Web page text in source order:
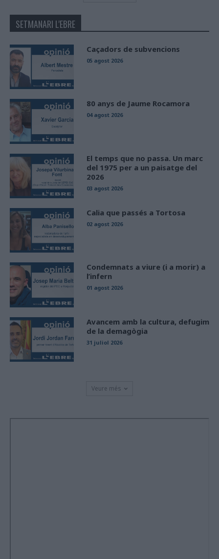
SETMANARI L'EBRE
Caçadors de subvencions
05 agost 2026
80 anys de Jaume Rocamora
04 agost 2026
El temps que no passa. Un marc
del 1975 per a un paisatge del
2026
03 agost 2026
Calia que passés a Tortosa
02 agost 2026
Condemnats a viure (i a morir) a
l’infern
01 agost 2026
Avancem amb la cultura, defugim
de la demagògia
31 juliol 2026
Veure més